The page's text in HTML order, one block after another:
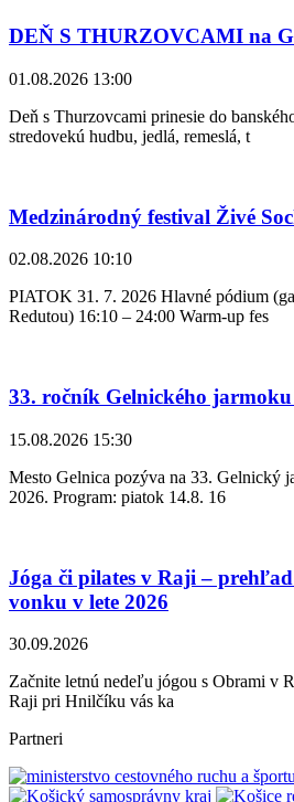
DEŇ S THURZOVCAMI na
01.08.2026 13:00
Deň s Thurzovcami prinesie do
stredovekú hudbu, jedlá, remeslá, t
Medzinárodný festival Živé
02.08.2026 10:10
PIATOK 31. 7. 2026 Hlavné pódium
Redutou) 16:10 – 24:00 Warm-up fes
33. ročník Gelnického jarmoku
15.08.2026 15:30
Mesto Gelnica pozýva na 33. Gelnický
2026. Program: piatok 14.8. 16
Jóga či pilates v Raji –
vonku v lete 2026
30.09.2026
Začnite letnú nedeľu jógou s Obrami v
Raji pri Hnilčíku vás ka
Partneri